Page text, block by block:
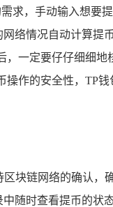
求，手动输入想要
网络情况自动计算提
，一定要仔仔细细地
操作的安全性，TP
块链网络的确认
随时查看提币的状